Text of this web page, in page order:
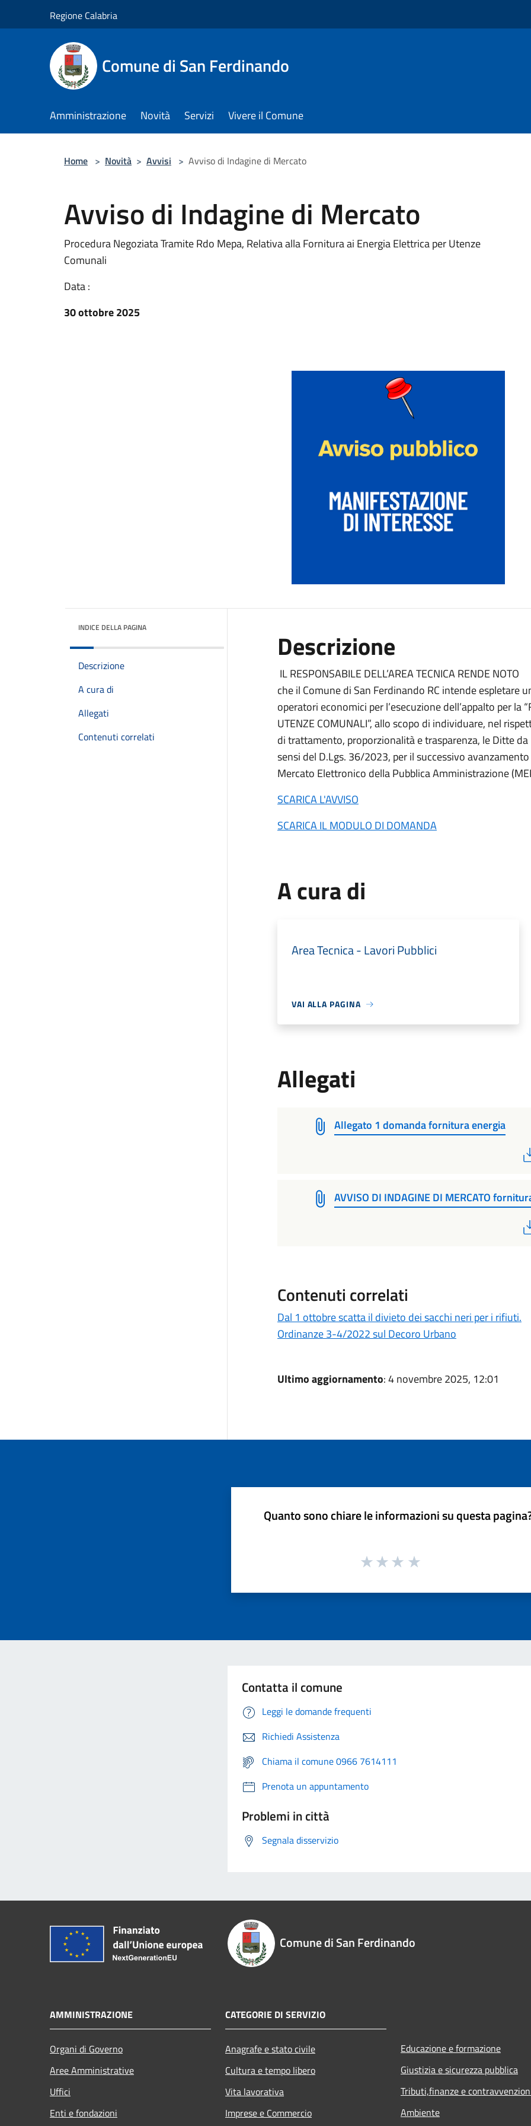
Regione Calabria
Comune di San Ferdinando
Amministrazione Novità Servizi Vivere il Comune
Home > Novità > Avvisi > Avviso di Indagine di Mercato
Avviso di Indagine di Mercato
Procedura Negoziata Tramite Rdo Mepa, Relativa alla Fornitura ai Energia Elettrica per Utenze
Comunali
Data :
30 ottobre 2025
INDICE DELLA PAGINA
Descrizione
A cura di
Allegati
Contenuti correlati
Descrizione
IL RESPONSABILE DELL’AREA TECNICA RENDE NOTO
che il Comune di San Ferdinando RC intende espletare
operatori economici per l’esecuzione dell’appalto per la
UTENZE COMUNALI”, allo scopo di individuare, nel
di trattamento, proporzionalità e trasparenza, le Ditte
sensi del D.Lgs. 36/2023, per il successivo
Mercato Elettronico della Pubblica Amministrazione
SCARICA L'AVVISO
SCARICA IL MODULO DI DOMANDA
A cura di
Area Tecnica - Lavori Pubblici
VAI ALLA PAGINA
Allegati
Allegato 1 domanda fornitura energia
AVVISO DI INDAGINE DI MERCATO
Contenuti correlati
Dal 1 ottobre scatta il divieto dei sacchi neri per i rifiuti.
Ordinanze 3-4/2022 sul Decoro Urbano
Ultimo aggiornamento: 4 novembre 2025, 12:01
Quanto sono chiare le informazioni su questa
Contatta il comune
Leggi le domande frequenti
Richiedi Assistenza
Chiama il comune 0966 7614111
Prenota un appuntamento
Problemi in città
Segnala disservizio
Comune di San Ferdinando
AMMINISTRAZIONE
Organi di Governo
Aree Amministrative
Uffici
Enti e fondazioni
CATEGORIE DI SERVIZIO
Anagrafe e stato civile
Cultura e tempo libero
Vita lavorativa
Imprese e Commercio
Educazione e formazione
Giustizia e sicurezza pubblica
Tributi,finanze e
Ambiente